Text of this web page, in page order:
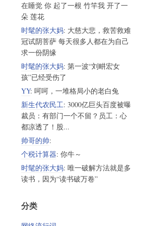
在睡觉 你 起了一根 竹竿我 开了一
朵 莲花
时髦的张大妈: 大慈大悲，救苦救难
冠试阴菩萨 每天很多人都在为自己
求一份阴缘
时髦的张大妈: 第一波“刘畊宏女
孩”已经受伤了
YY: 呵呵，一堆格局小的老白兔
新生代农民工: 3000亿巨头百度被曝
裁员：有部门一个不留？员工：心
都凉透了！股...
帅哥的帅:
个税计算器: 你牛～
时髦的张大妈: 唯一破解方法就是多
读书，因为“读书破万卷”
分类